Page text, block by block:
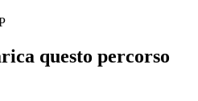
questo percorso